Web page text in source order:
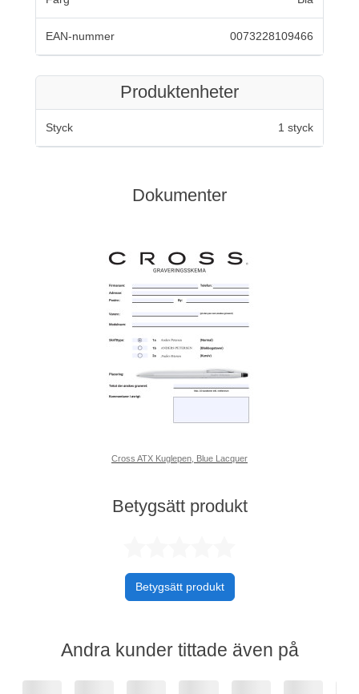
EAN-nummer 0073228109466
Produktenheter
Styck 1 styck
Dokumenter
Cross ATX Kuglepen, Blue Lacquer
Betygsätt produkt
Betygsätt produkt
Andra kunder tittade även på